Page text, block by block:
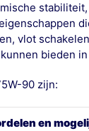
vlot
bieden
90 zijn:
en